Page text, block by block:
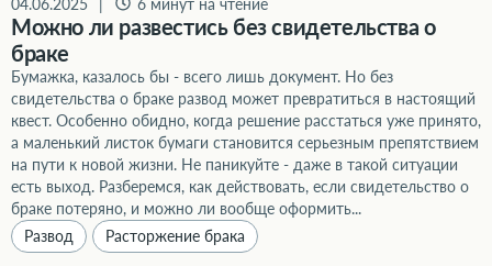
Можно ли развестись без свидетельства о
браке
Бумажка, казалось бы - всего лишь документ. Но без
свидетельства о браке развод может превратиться в настоящий
квест. Особенно обидно, когда решение расстаться уже принято,
а маленький листок бумаги становится серьезным препятствием
на пути к новой жизни. Не паникуйте - даже в такой ситуации
есть выход. Разберемся, как действовать, если свидетельство о
браке потеряно, и можно ли вообще оформить...
Развод
Расторжение брака